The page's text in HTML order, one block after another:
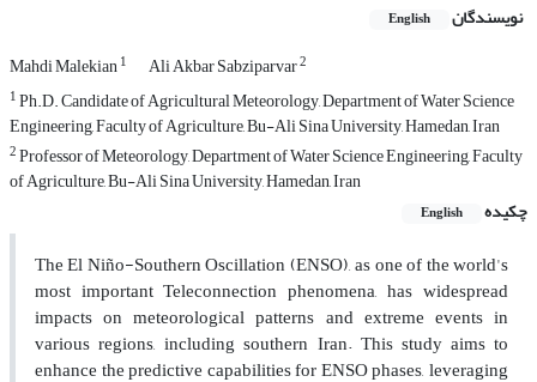
نویسندگان English
Mahdi Malekian1 Ali Akbar Sabziparvar2
1Ph.D. Candidate of Agricultural Meteorology, Department of Water Science
Engineering, Faculty of Agriculture, Bu-Ali Sina University, Hamedan, Iran
2Professor of Meteorology, Department of Water Science Engineering, Faculty
of Agriculture, Bu-Ali Sina University, Hamedan, Iran
چکیده
English
The El Niño-Southern Oscillation (ENSO), as one of the world's
most important Teleconnection phenomena, has widespread
impacts on meteorological patterns and extreme events in
various regions, including southern Iran. This study aims to
enhance the predictive capabilities for ENSO phases, leveraging